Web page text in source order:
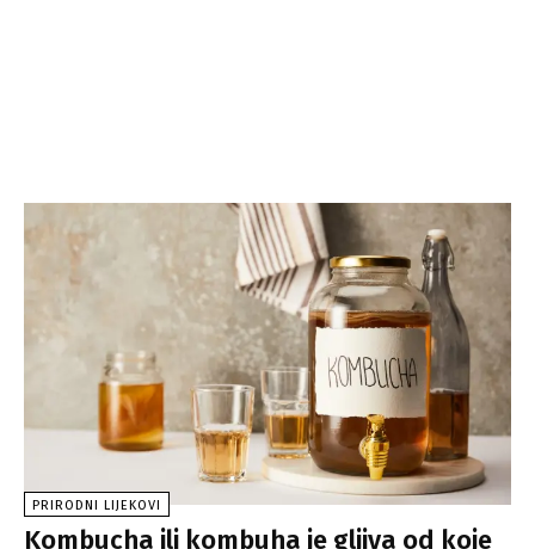
PRIRODNI LIJEKOVI
Kombucha ili kombuha je gljiva od koje